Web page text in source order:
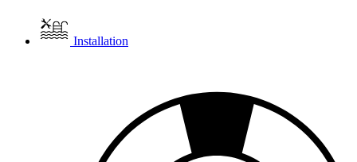
Installation